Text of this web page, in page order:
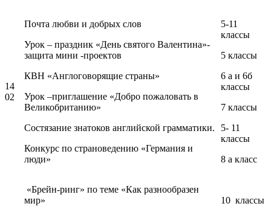
14
02
Почта любви и добрых слов
Урок – праздник «День святого Валентина»-
защита мини -проектов
КВН «Англоговорящие страны»
Урок –приглашение «Добро пожаловать в
Великобританию»
Состязание знатоков английской грамматики.
Конкурс по страноведению «Германия и
люди»
5-11
классы
5 классы
6 а и 6б
классы
7 классы
5- 11
классы
8 а класс
«Брейн-ринг» по теме «Как разнообразен
мир»
10 классы